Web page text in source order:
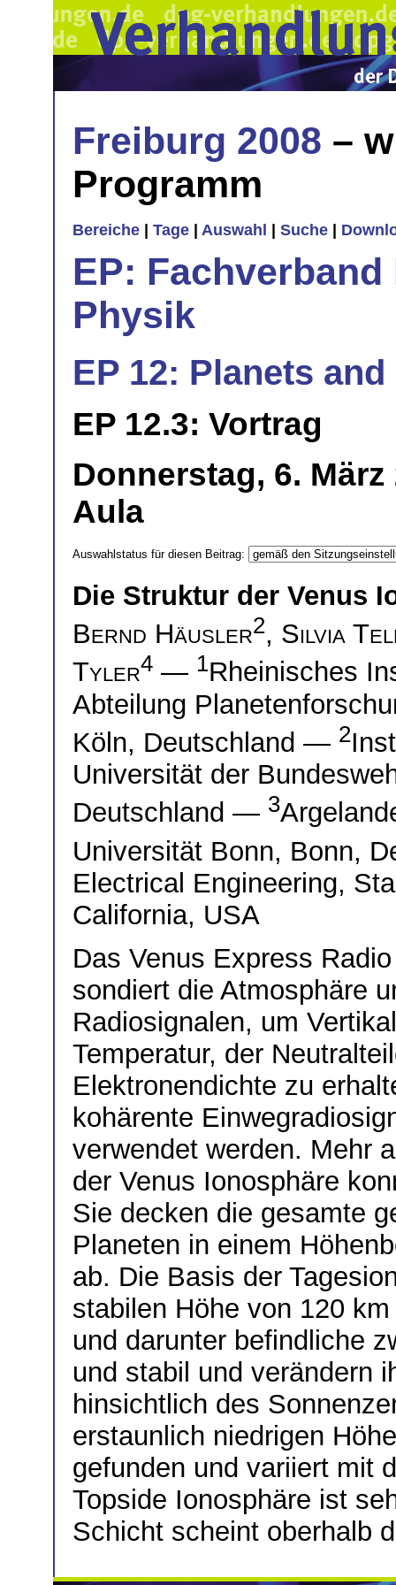
Freiburg 2008 –
Programm
Bereiche Tage Auswahl Suche
EP:
Physik
EP 12: Planets
EP 12.3: Vortrag
Donnerstag, 6. März
Aula
Auswahlstatus für diesen Beitrag:
Die Struktur der Venus
Bernd Häusler2, Silvia
Tyler4 — 1Rheinisches
Abteilung
Köln, Deutschland — 2
Universität der
Deutschland — 3
Universität Bonn, Bonn,
Electrical Engineering,
California, USA
Das Venus Express
sondiert die Atmosphäre
Radiosignalen, um
Temperatur, der
Elektronendichte zu
kohärente
verwendet werden. Mehr
der Venus Ionosphäre
Sie decken die gesamte
Planeten in einem
ab. Die Basis der
stabilen Höhe von 120
und darunter befindliche
und stabil und verändern
hinsichtlich des
erstaunlich niedrigen
gefunden und variiert mit
Topside Ionosphäre ist
Schicht scheint oberhalb